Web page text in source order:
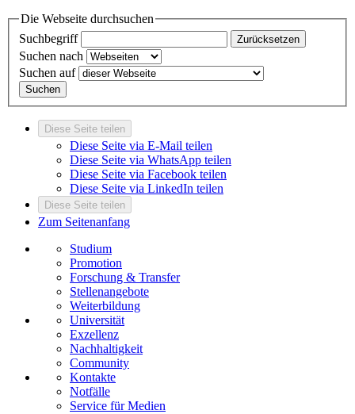
Die Webseite durchsuchen
Suchbegriff
Zurücksetzen
Suchen nach
Suchen auf
Suchen
Diese Seite teilen
Diese Seite via E-Mail teilen
Diese Seite via WhatsApp teilen
Diese Seite via Facebook teilen
Diese Seite via LinkedIn teilen
Diese Seite teilen
Zum Seitenanfang
Studium
Promotion
Forschung & Transfer
Stellenangebote
Weiterbildung
Universität
Exzellenz
Nachhaltigkeit
Community
Kontakte
Notfälle
Service für Medien